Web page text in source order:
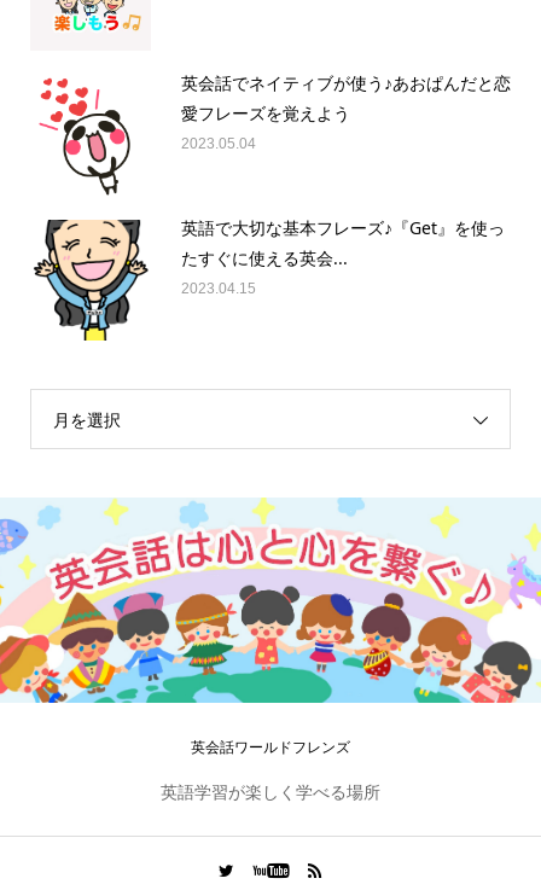
英会話でネイティブが使う♪あおぱんだと恋
愛フレーズを覚えよう
2023.05.04
英語で大切な基本フレーズ♪『Get』を使っ
たすぐに使える英会...
2023.04.15
月を選択
英会話ワールドフレンズ
英語学習が楽しく学べる場所